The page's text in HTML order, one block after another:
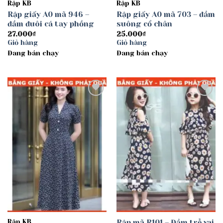
Rập KB
Rập giấy A0 mã 946 –
đầm đuôi cá tay phồng
27.000₫
Giỏ hàng
Đang bán chạy
Rập KB
Rập giấy A0 mã 703 – đầm
suông cổ chân
25.000₫
Giỏ hàng
Đang bán chạy
wishlist
Add to
wishlist